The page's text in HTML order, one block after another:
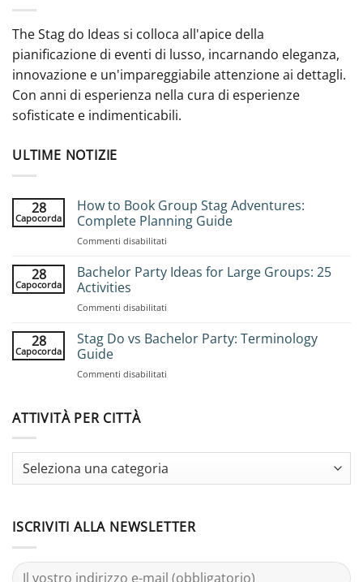
The Stag do Ideas si colloca all'apice della
pianificazione di eventi di lusso, incarnando eleganza,
innovazione e un'impareggiabile attenzione ai dettagli.
Con anni di esperienza nella cura di esperienze
sofisticate e indimenticabili.
ULTIME NOTIZIE
28
Capocorda
How to Book Group Stag Adventures:
Complete Planning Guide
Commenti disabilitati
to
Book
Complete
28
Capocorda
Bachelor Party Ideas for Large Groups: 25
Activities
Commenti disabilitati
Party
Ideas
28
Capocorda
Stag Do vs Bachelor Party: Terminology
Guide
Commenti disabilitati
Terminology
Guide
ATTIVITÀ PER CITTÀ
ISCRIVITI ALLA NEWSLETTER